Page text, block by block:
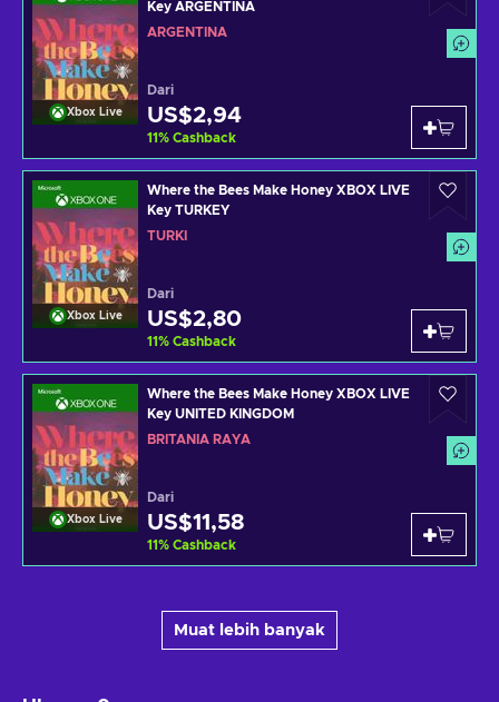
Xbox Live
Key ARGENTINA
ARGENTINA
Dari
US$2,94
11% Cashback
Xbox Live
Where the Bees Make Honey XBOX LIVE
Key TURKEY
TURKI
Dari
US$2,80
11% Cashback
Xbox Live
Where the Bees Make Honey XBOX LIVE
Key UNITED KINGDOM
BRITANIA RAYA
Dari
US$11,58
11% Cashback
Muat lebih banyak